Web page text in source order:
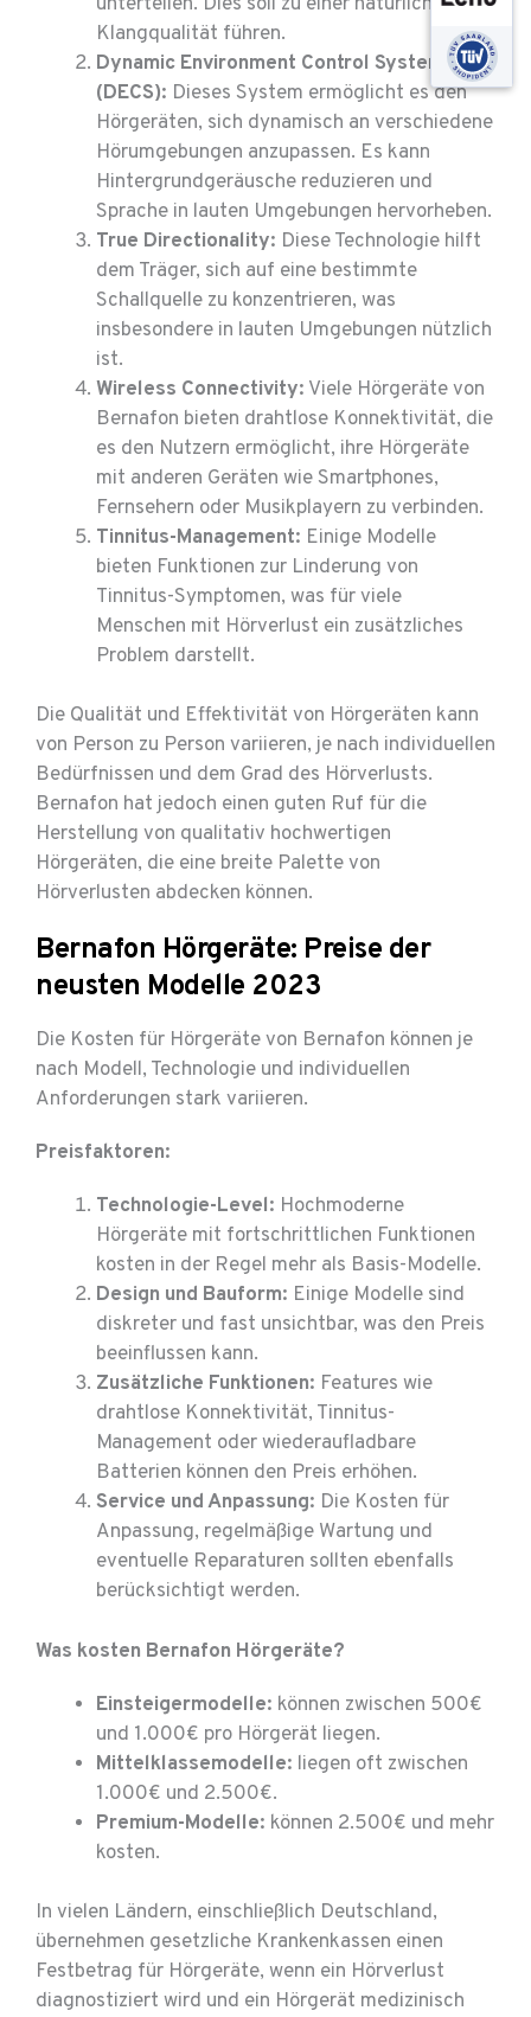
Klangqualität führen.
Dynamic Environment Control System
(DECS): Dieses System ermöglicht es den
Hörgeräten, sich dynamisch an verschiedene
Hörumgebungen anzupassen. Es kann
Hintergrundgeräusche reduzieren und
Sprache in lauten Umgebungen hervorheben.
True Directionality: Diese Technologie hilft
dem Träger, sich auf eine bestimmte
Schallquelle zu konzentrieren, was
insbesondere in lauten Umgebungen nützlich
ist.
Wireless Connectivity: Viele Hörgeräte von
Bernafon bieten drahtlose Konnektivität, die
es den Nutzern ermöglicht, ihre Hörgeräte
mit anderen Geräten wie Smartphones,
Fernsehern oder Musikplayern zu verbinden.
Tinnitus-Management: Einige Modelle
bieten Funktionen zur Linderung von
Tinnitus-Symptomen, was für viele
Menschen mit Hörverlust ein zusätzliches
Problem darstellt.
Die Qualität und Effektivität von Hörgeräten kann
von Person zu Person variieren, je nach individuellen
Bedürfnissen und dem Grad des Hörverlusts.
Bernafon hat jedoch einen guten Ruf für die
Herstellung von qualitativ hochwertigen
Hörgeräten, die eine breite Palette von
Hörverlusten abdecken können.
Bernafon Hörgeräte: Preise der
neusten Modelle 2023
Die Kosten für Hörgeräte von Bernafon können je
nach Modell, Technologie und individuellen
Anforderungen stark variieren.
Preisfaktoren:
Technologie-Level: Hochmoderne
Hörgeräte mit fortschrittlichen Funktionen
kosten in der Regel mehr als Basis-Modelle.
Design und Bauform: Einige Modelle sind
diskreter und fast unsichtbar, was den Preis
beeinflussen kann.
Zusätzliche Funktionen: Features wie
drahtlose Konnektivität, Tinnitus-
Management oder wiederaufladbare
Batterien können den Preis erhöhen.
Service und Anpassung: Die Kosten für
Anpassung, regelmäßige Wartung und
eventuelle Reparaturen sollten ebenfalls
berücksichtigt werden.
Was kosten Bernafon Hörgeräte?
Einsteigermodelle: können zwischen 500€
und 1.000€ pro Hörgerät liegen.
Mittelklassemodelle: liegen oft zwischen
1.000€ und 2.500€.
Premium-Modelle: können 2.500€ und mehr
kosten.
In vielen Ländern, einschließlich Deutschland,
übernehmen gesetzliche Krankenkassen einen
Festbetrag für Hörgeräte, wenn ein Hörverlust
diagnostiziert wird und ein Hörgerät medizinisch